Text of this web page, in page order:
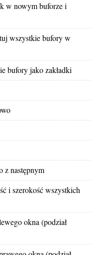
w nowym buforze i
wszystkie bufory w
bufory jako zakładki
z następnym
i szerokość wszystkich
okna (podział